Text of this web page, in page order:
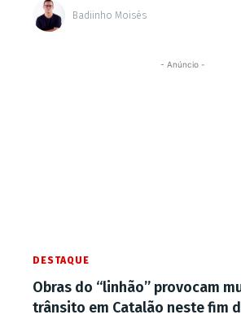
Badiinho Moisés
- Anúncio -
DESTAQUE
Obras do “linhão” provocam
trânsito em Catalão neste fim